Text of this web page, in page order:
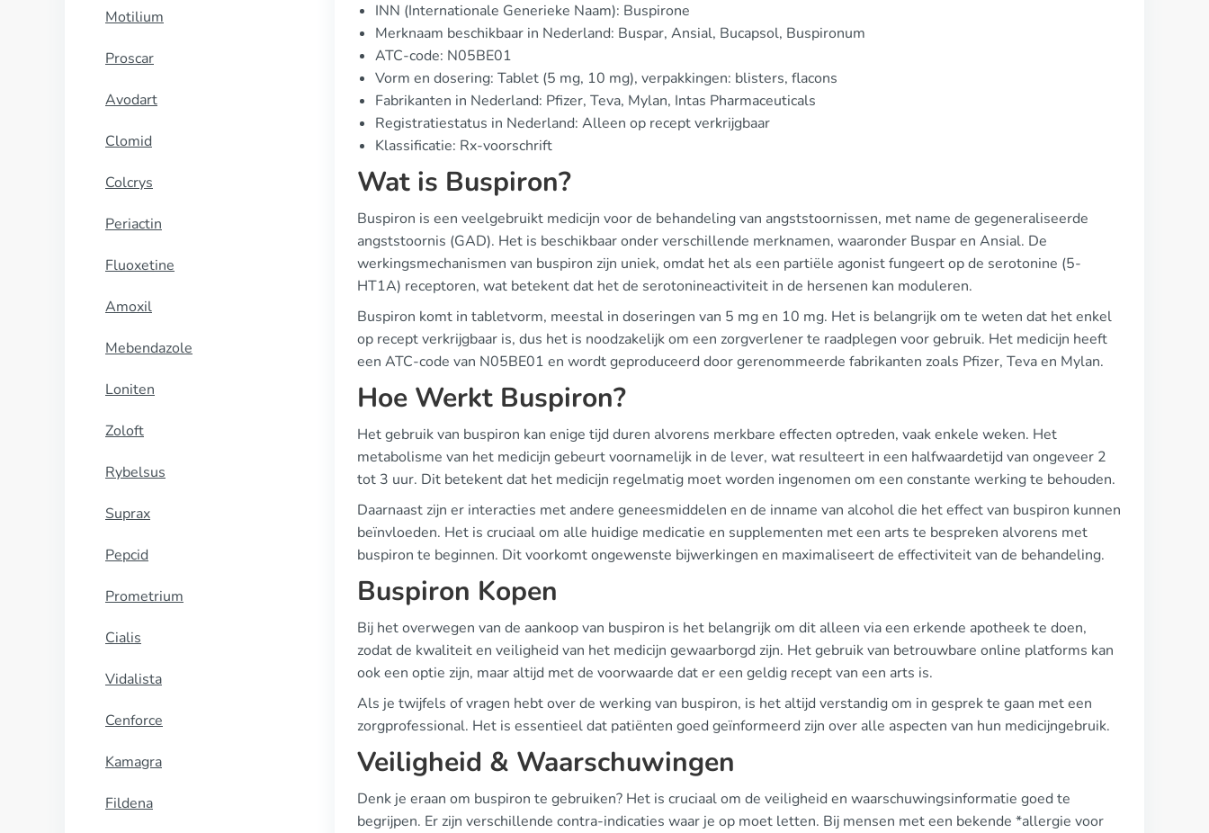
Motilium
Proscar
Avodart
Clomid
Colcrys
Periactin
Fluoxetine
Amoxil
Mebendazole
Loniten
Zoloft
Rybelsus
Suprax
Pepcid
Prometrium
Cialis
Vidalista
Cenforce
Kamagra
Fildena
INN (Internationale Generieke Naam): Buspirone
Merknaam beschikbaar in Nederland: Buspar, Ansial, Bucapsol, Buspironum
ATC-code: N05BE01
Vorm en dosering: Tablet (5 mg, 10 mg), verpakkingen: blisters, flacons
Fabrikanten in Nederland: Pfizer, Teva, Mylan, Intas Pharmaceuticals
Registratiestatus in Nederland: Alleen op recept verkrijgbaar
Klassificatie: Rx-voorschrift
Wat is Buspiron?
Buspiron is een veelgebruikt medicijn voor de behandeling van angststoornissen, met name de gegeneraliseerde
angststoornis (GAD). Het is beschikbaar onder verschillende merknamen, waaronder Buspar en Ansial. De
werkingsmechanismen van buspiron zijn uniek, omdat het als een partiële agonist fungeert op de serotonine (5-
HT1A) receptoren, wat betekent dat het de serotonineactiviteit in de hersenen kan moduleren.
Buspiron komt in tabletvorm, meestal in doseringen van 5 mg en 10 mg. Het is belangrijk om te weten dat het enkel
op recept verkrijgbaar is, dus het is noodzakelijk om een zorgverlener te raadplegen voor gebruik. Het medicijn heeft
een ATC-code van N05BE01 en wordt geproduceerd door gerenommeerde fabrikanten zoals Pfizer, Teva en Mylan.
Hoe Werkt Buspiron?
Het gebruik van buspiron kan enige tijd duren alvorens merkbare effecten optreden, vaak enkele weken. Het
metabolisme van het medicijn gebeurt voornamelijk in de lever, wat resulteert in een halfwaardetijd van ongeveer 2
tot 3 uur. Dit betekent dat het medicijn regelmatig moet worden ingenomen om een constante werking te behouden.
Daarnaast zijn er interacties met andere geneesmiddelen en de inname van alcohol die het effect van buspiron kunnen
beïnvloeden. Het is cruciaal om alle huidige medicatie en supplementen met een arts te bespreken alvorens met
buspiron te beginnen. Dit voorkomt ongewenste bijwerkingen en maximaliseert de effectiviteit van de behandeling.
Buspiron Kopen
Bij het overwegen van de aankoop van buspiron is het belangrijk om dit alleen via een erkende apotheek te doen,
zodat de kwaliteit en veiligheid van het medicijn gewaarborgd zijn. Het gebruik van betrouwbare online platforms kan
ook een optie zijn, maar altijd met de voorwaarde dat er een geldig recept van een arts is.
Als je twijfels of vragen hebt over de werking van buspiron, is het altijd verstandig om in gesprek te gaan met een
zorgprofessional. Het is essentieel dat patiënten goed geïnformeerd zijn over alle aspecten van hun medicijngebruik.
Veiligheid & Waarschuwingen
Denk je eraan om buspiron te gebruiken? Het is cruciaal om de veiligheid en waarschuwingsinformatie goed te
begrijpen. Er zijn verschillende contra-indicaties waar je op moet letten. Bij mensen met een bekende *allergie voor